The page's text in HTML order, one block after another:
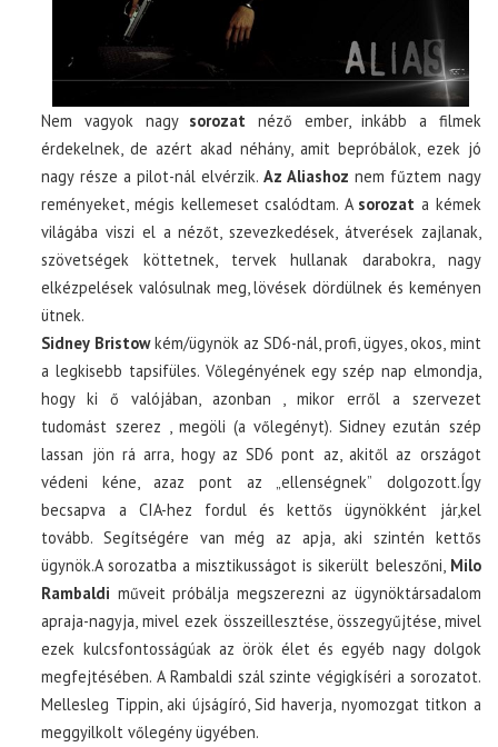
Nem vagyok nagy sorozat néző ember, inkább a filmek
érdekelnek, de azért akad néhány, amit bepróbálok, ezek jó
nagy része a pilot-nál elvérzik.Az Aliashoz nem fűztem nagy
reményeket, mégis kellemeset csalódtam. A sorozat a kémek
világába viszi el a nézőt, szevezkedések, átverések zajlanak,
szövetségek köttetnek, tervek hullanak darabokra, nagy
elkézpelések valósulnak meg, lövések dördülnek és keményen
ütnek.
Sidney Bristowkém/ügynök az SD6-nál, profi, ügyes, okos, mint
a legkisebb tapsifüles. Vőlegényének egy szép nap elmondja,
hogy ki ő valójában, azonban , mikor erről a szervezet
tudomást szerez , megöli (a vőlegényt). Sidney ezután szép
lassan jön rá arra, hogy az SD6 pont az, akitől az országot
védeni kéne, azaz pont az „ellenségnek” dolgozott.Így
becsapva a CIA-hez fordul és kettős ügynökként jár,kel
tovább. Segítségére van még az apja, aki szintén kettős
ügynök.A sorozatba a misztikusságot is sikerült beleszőni, Milo
Rambaldi műveit próbálja megszerezni az ügynöktársadalom
apraja-nagyja, mivel ezek összeillesztése, összegyűjtése, mivel
ezek kulcsfontosságúak az örök élet és egyéb nagy dolgok
megfejtésében. A Rambaldi szál szinte végigkíséri a sorozatot.
Mellesleg Tippin, aki újságíró, Sid haverja, nyomozgat titkon a
meggyilkolt vőlegény ügyében.